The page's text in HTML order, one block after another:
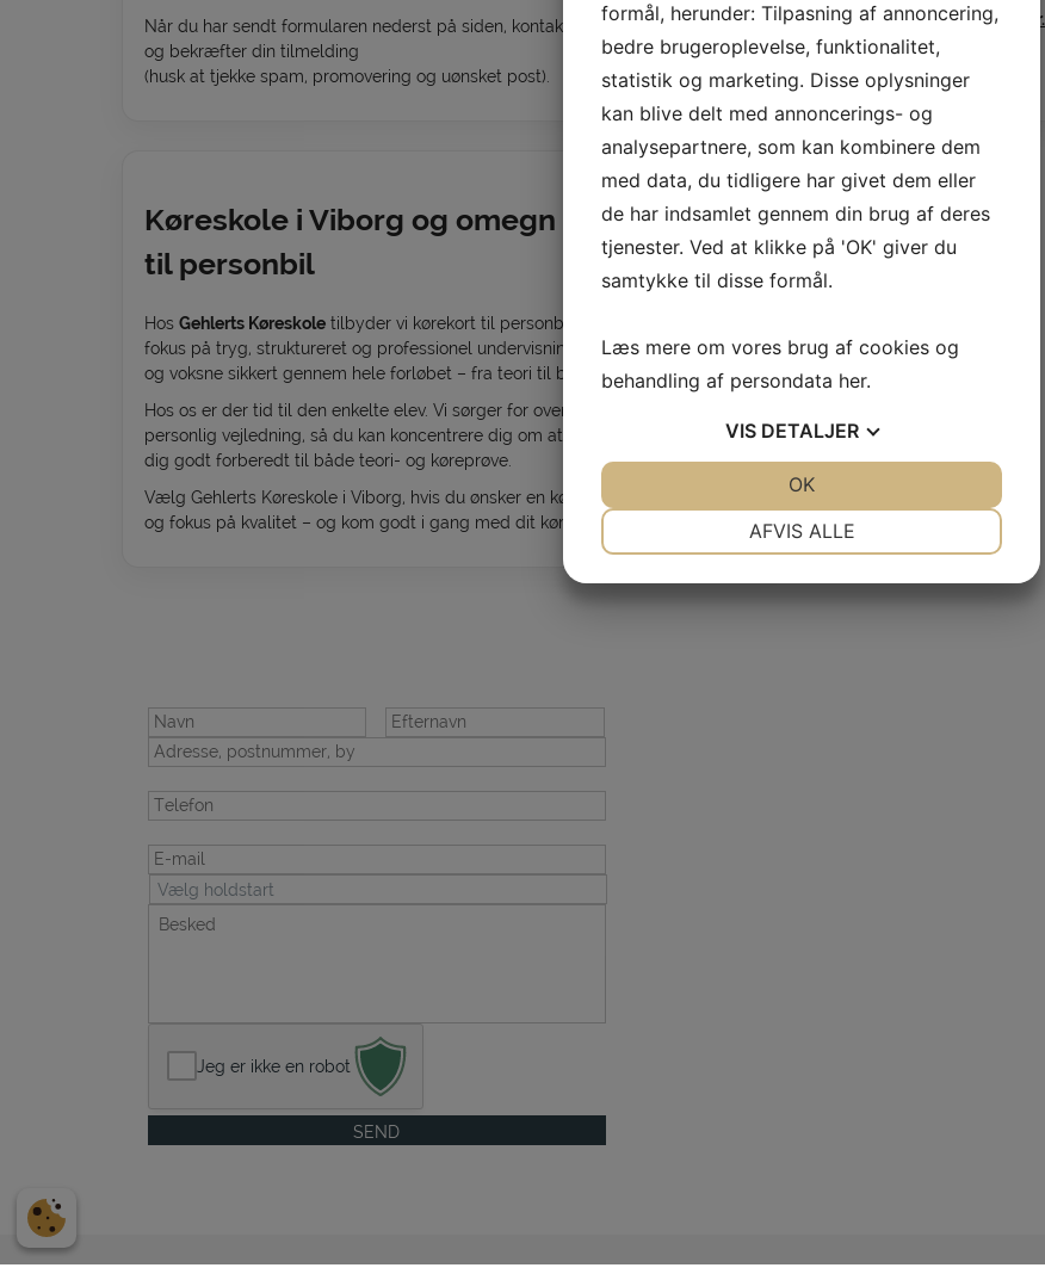
Når du har sendt formularen nederst på siden, kontakter vi dig hurtigst muligt
og bekræfter din tilmelding
(husk at tjekke spam, promovering og uønsket post).
Se tjekliste til kørekort her.
Køreskole i Viborg og omegn – Få kørekort
til personbil
Hos Gehlerts Køreskole tilbyder vi kørekort til personbil i Viborg og omegn med
fokus på tryg, struktureret og professionel undervisning. Vi hjælper både unge
og voksne sikkert gennem hele forløbet – fra teori til bestået køreprøve.
Hos os er der tid til den enkelte elev. Vi sørger for overblik, planlægning og
personlig vejledning, så du kan koncentrere dig om at lære at køre bil og føle
dig godt forberedt til både teori- og køreprøve.
Vælg Gehlerts Køreskole i Viborg, hvis du ønsker en køreskole med erfaring, ro
og fokus på kvalitet – og kom godt i gang med dit kørekort til personbil.
Telefon
E-
mail
Vælg
hold
Besked
Jeg er ikke en robot
formål, herunder: Tilpasning af annoncering,
bedre brugeroplevelse, funktionalitet,
statistik og marketing. Disse oplysninger
kan blive delt med annoncerings- og
analysepartnere, som kan kombinere dem
med data, du tidligere har givet dem eller
de har indsamlet gennem din brug af deres
tjenester. Ved at klikke på 'OK' giver du
samtykke til disse formål.
Læs mere om vores brug af cookies og
behandling af persondata her.
VIS DETALJER
AFVIS ALLE
OK